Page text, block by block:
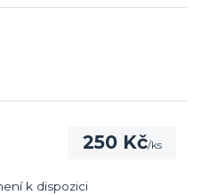
250 Kč/ks
k dispozici